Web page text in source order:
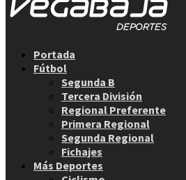
Portada
Fútbol
Segunda B
Tercera División
Regional Preferente
Primera Regional
Segunda Regional
Fichajes
Más Deportes